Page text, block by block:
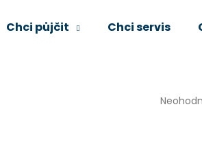
Chci půjčit Chci servis